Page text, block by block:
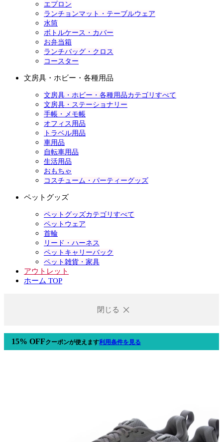
エプロン
ランチョンマット・テーブルウェア
水筒
ボトルケース・カバー
お弁当箱
ランチバッグ・クロス
コースター
文房具・ホビー・各種用品
文房具・ホビー・各種用品カテゴリすべて
文房具・ステーショナリー
手帳・メモ帳
オフィス用品
トラベル用品
車用品
自転車用品
生活用品
おもちゃ
コスチューム・パーティーグッズ
ペットグッズ
ペットグッズカテゴリすべて
ペットウェア
首輪
リード・ハーネス
ペットキャリーバック
ペット雑貨・家具
アウトレット
ホーム TOP
閉じる
15% OFFクーポンが使えます利用条件を見る